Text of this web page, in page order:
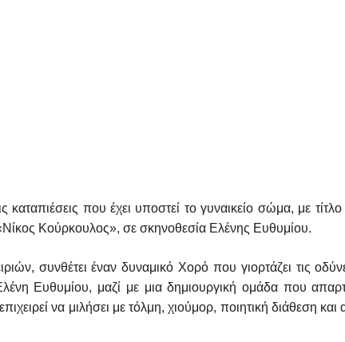
που έχει υποστεί το γυναικείο σώμα, με
Κούρκουλος», σε σκηνοθεσία Ελένης Ευθυμίου.
συνθέτει έναν δυναμικό Χορό που γιορτάζει τις
Ευθυμίου, μαζί με μια δημιουργική ομάδα που
να μιλήσει με τόλμη, χιούμορ, ποιητική διάθεση και